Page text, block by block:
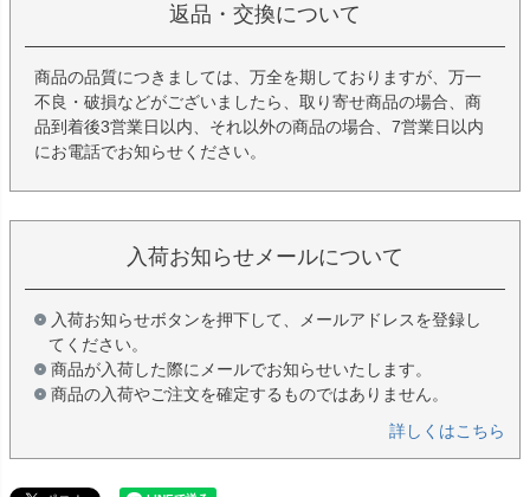
返品・交換について
商品の品質につきましては、万全を期しておりますが、万一
不良・破損などがございましたら、取り寄せ商品の場合、商
品到着後3営業日以内、それ以外の商品の場合、7営業日以内
にお電話でお知らせください。
入荷お知らせメールについて
入荷お知らせボタンを押下して、メールアドレスを登録し
てください。
商品が入荷した際にメールでお知らせいたします。
商品の入荷やご注文を確定するものではありません。
詳しくはこちら